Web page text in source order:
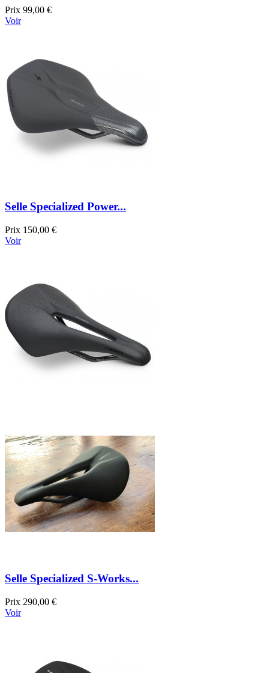
Prix 99,00 €
Voir
Selle Specialized Power...
Prix 150,00 €
Voir
Selle Specialized S-Works...
Prix 290,00 €
Voir